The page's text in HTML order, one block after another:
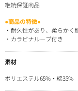
継続保証商品
●商品の特徴●
・耐久性があり、柔らか
・カラビナループ付き
素材
ポリエステル65%・綿35%